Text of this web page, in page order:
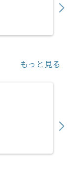
もっと見る